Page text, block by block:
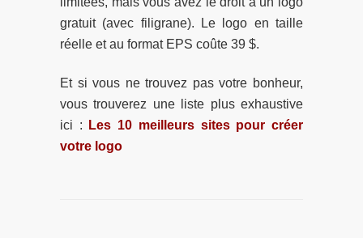
gratuit (avec filigrane). Le logo en taille
réelle et au format EPS coûte 39 $.
Et si vous ne trouvez pas votre bonheur,
vous trouverez une liste plus exhaustive
ici :
Les 10 meilleurs sites pour créer
votre logo